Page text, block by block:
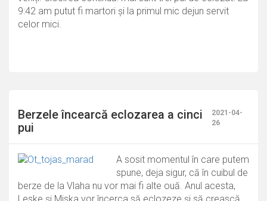
9:42 am putut fi martori și la primul mic dejun servit
celor mici.
Berzele încearcă eclozarea a cinci
pui
2021-04-
26
A sosit momentul în care putem
spune, deja sigur, că în cuibul de
berze de la Vlaha nu vor mai fi alte ouă. Anul acesta,